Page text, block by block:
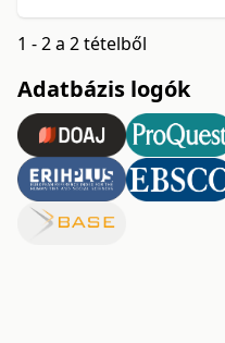
1 - 2 a 2 tételből
Adatbázis logók